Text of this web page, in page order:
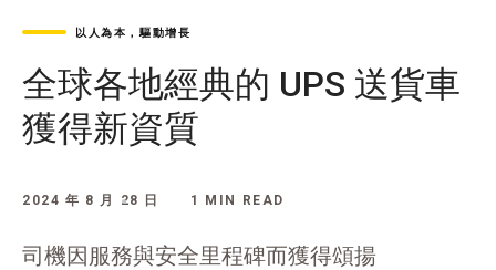
以人為本，驅動增長
全球各地經典的 UPS 送貨車
獲得新資質
2024 年 8 月 28 日 1 MIN READ
司機因服務與安全里程碑而獲得頌揚